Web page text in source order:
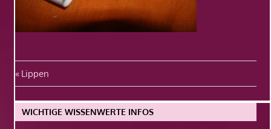
Beitragsnavigation
Vorheriger
Beitrag:
Lippen
WICHTIGE WISSENWERTE INFOS